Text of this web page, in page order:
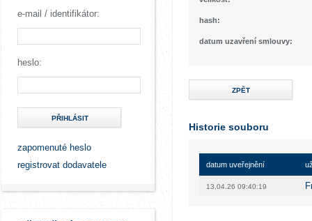
e-mail / identifikátor:
heslo:
PŘIHLÁSIT
zapomenuté heslo
registrovat dodavatele
hash:
datum uzavření smlouvy:
ZPĚT
Historie souboru
datum uveřejnění
13.04.26 09:40:19